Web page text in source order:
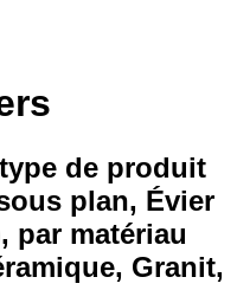
de produit
plan, Évier
par matériau
Granit,